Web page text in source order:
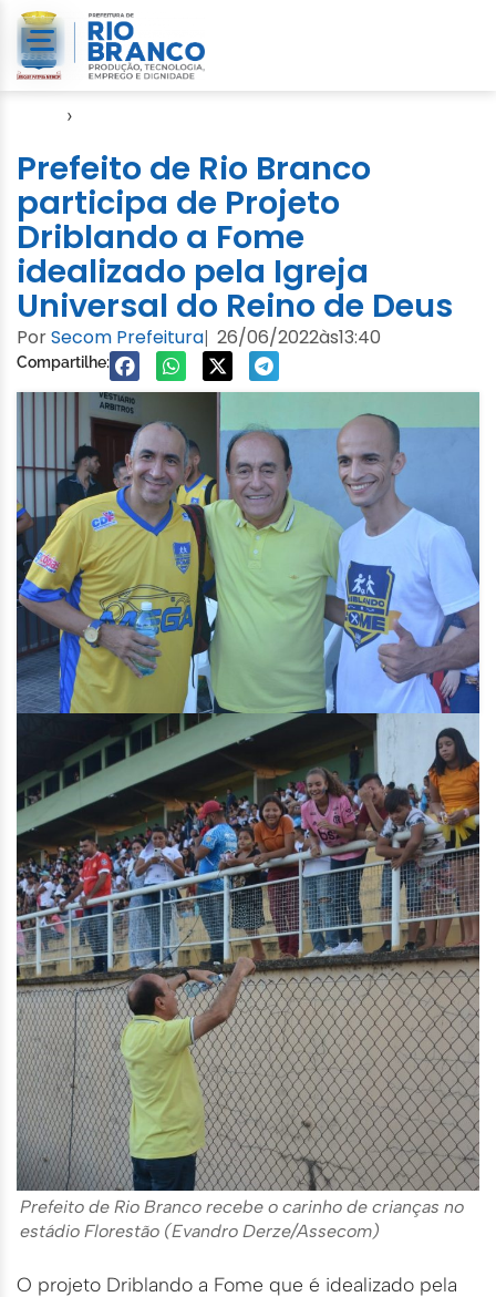
›
Prefeito de Rio Branco
participa de Projeto
Driblando a Fome
idealizado pela Igreja
Universal do Reino de Deus
PorSecom Prefeitura| 26/06/2022às13:40
Compartilhe:
Prefeito de Rio Branco recebe o carinho de crianças no
estádio Florestão (Evandro Derze/Assecom)
O projeto Driblando a Fome que é idealizado pela